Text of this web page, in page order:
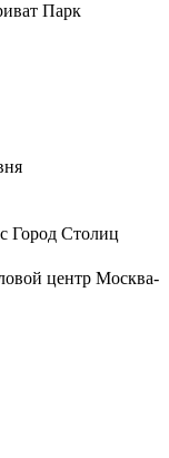
Парк
Город Столиц
центр Москва-